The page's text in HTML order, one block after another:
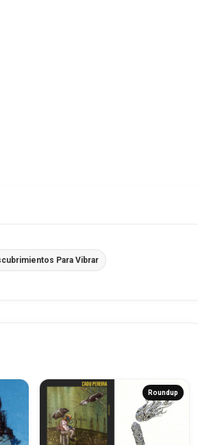
Para Vibrar
Roundup